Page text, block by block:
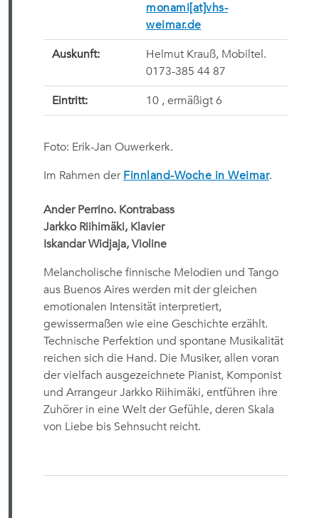
monami[at]vhs-
weimar.de
Auskunft:
Helmut Krauß, Mobiltel.
0173-385 44 87
Eintritt: 10 , ermäßigt 6 
Foto: Erik-Jan Ouwerkerk.
Im Rahmen der Finnland-Woche in Weimar.
Ander Perrino. Kontrabass
Jarkko Riihimäki, Klavier
Iskandar Widjaja, Violine
Melancholische finnische Melodien und Tango
aus Buenos Aires werden mit der gleichen
emotionalen Intensität interpretiert,
gewissermaßen wie eine Geschichte erzählt.
Technische Perfektion und spontane Musikalität
reichen sich die Hand. Die Musiker, allen voran
der vielfach ausgezeichnete Pianist, Komponist
und Arrangeur Jarkko Riihimäki, entführen ihre
Zuhörer in eine Welt der Gefühle, deren Skala
von Liebe bis Sehnsucht reicht.